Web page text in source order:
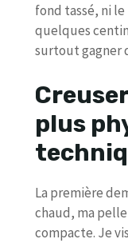
fond tassé, ni
quelques
surtout gagner
plus
La première
chaud, ma
compacte. Je